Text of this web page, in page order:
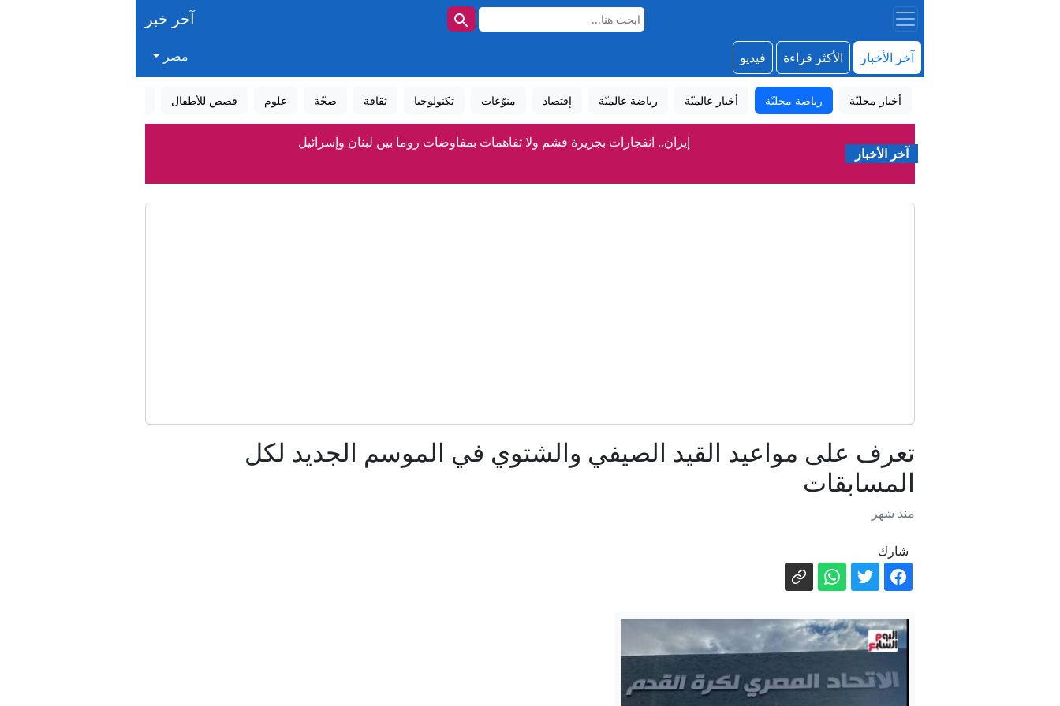
آخر خبر
آخر الأخبار الأكثر قراءة فيديو مصر
أخبار محليّة رياضة محليّة أخبار عالميّة رياضة عالميّة إقتصاد منوّعات تكنولوجيا ثقافة صحّة علوم قصص للأطفال
آخر الأخبار
إيران.. انفجارات بجزيرة قشم ولا تفاهمات بمفاوضات روما بين لبنان وإسرائيل
أجواء شديدة الحرارة ورطوبة مرتفعة.. حالة الطقس اليوم الجمعة 7 أغسطس 2026
لجنة استرداد أراضي الدولة: سداد رسوم الفحص أو المعاينة لا تخلق للمتعدي أي مركز أو سند قانوني
"الأمر سابق لأوانه".. ترامب يرفض تأييد ترشيح نائبه لانتخابات 2028
إخلاء سبيل سائق أوبر وفتاة واقعة التحرش المزيفة بكفالة مالية
تعرف على مواعيد القيد الصيفي والشتوي في الموسم الجديد لكل
المسابقات
منذ شهر
شارك